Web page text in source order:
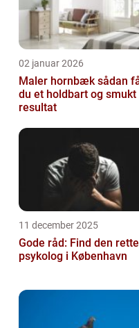
02 januar 2026
Maler hornbæk sådan får
du et holdbart og smukt
resultat
11 december 2025
Gode råd: Find den rette
psykolog i København